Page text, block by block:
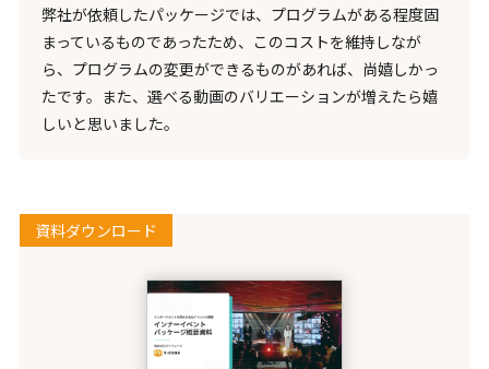
弊社が依頼したパッケージでは、プログラムがある程度固
まっているものであったため、このコストを維持しなが
ら、プログラムの変更ができるものがあれば、尚嬉しかっ
たです。また、選べる動画のバリエーションが増えたら嬉
しいと思いました。
資料ダウンロード